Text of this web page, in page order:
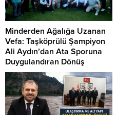
Minderden Ağalığa Uzanan
Vefa: Taşköprülü Şampiyon
Ali Aydın’dan Ata Sporuna
Duygulandıran Dönüş